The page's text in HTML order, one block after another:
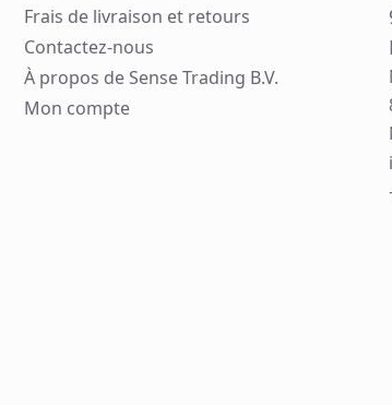
Frais de livraison et retours
Contactez-nous
À propos de Sense Trading B.V.
Mon compte